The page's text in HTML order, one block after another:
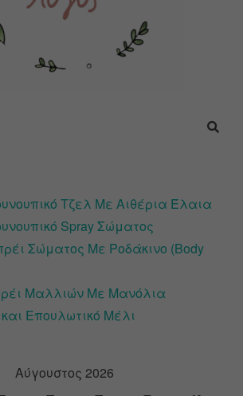
Τζελ Με Αιθέρια Έλαια
Spray Σώματος
Σώματος Με Ροδάκινο (Body
Μαλλιών Με Μανόλια
Επουλωτικό Μέλι
Αύγουστος 2026